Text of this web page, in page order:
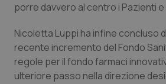
Ulcera & Reflusso
Vaccini
porre davvero al centro i Pazienti e
Nicoletta Luppi ha infine concluso
recente incremento del Fondo
regole per il fondo farmaci
ulteriore passo nella direzione